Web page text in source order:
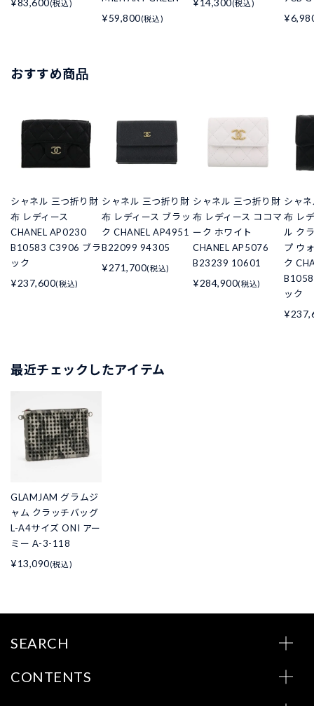
¥83,600(税込)
¥59,800(税込)
¥14,300(税込)
おすすめ商品
シャネル 三つ折り財
布 レディース
CHANEL AP0230
B10583 C3906 ブラ
ック
¥237,600(税込)
シャネル 三つ折り財
布 レディース ブラッ
ク CHANEL AP4951
B22099 94305
¥271,700(税込)
シャネル 三つ折り財
布 レディース ココマ
ーク ホワイト
CHANEL AP5076
B23239 10601
¥284,900(税込)
シャ
布 レ
ル ク
プ ウ
ク
ック
最近チェックしたアイテム
GLAMJAM グラムジ
ャム クラッチバッグ
L-A4サイズ ONI アー
ミー A-3-118
¥13,090(税込)
SEARCH
CONTENTS